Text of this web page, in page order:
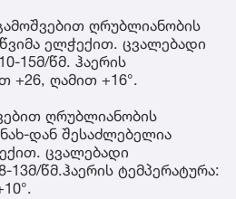
ღრუბლიანობის
ელჭექით. ცვალებადი
15მ/წმ. ჰაერის
+26, ღამით +16°.
ღრუბლიანობის
დან შესაძლებელია
ცვალებადი
13მ/წმ.ჰაერის ტემპერატურა: